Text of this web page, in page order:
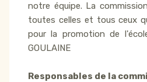
notre équipe. La
toutes celles et tous ceux
pour la promotion de
GOULAINE
Responsables de la